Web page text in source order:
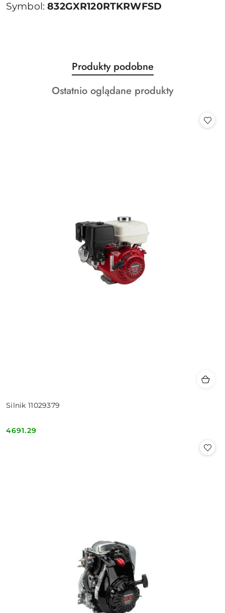
Symbol:832GXR120RTKRWFSD
Pomiń karuzelę produktów
Produkty
o
statusie:
Produkty podobne
Produkty
Ostatnio oglądane produkty
Silnik 11029379
Cena:
4691.29